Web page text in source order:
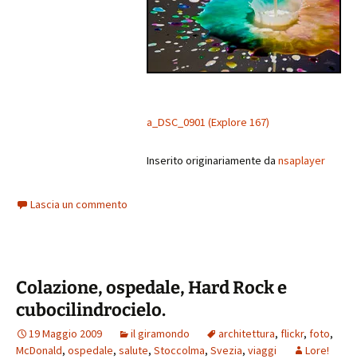
a_DSC_0901 (Explore 167)
Inserito originariamente da nsaplayer
Lascia un commento
Colazione, ospedale, Hard Rock e
cubocilindrocielo.
19 Maggio 2009 il giramondo architettura, flickr, foto,
McDonald, ospedale, salute, Stoccolma, Svezia, viaggi Lore!